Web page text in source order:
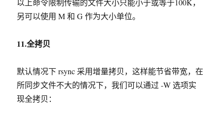
以上命令限制传输的文件大小只能小于或等于100K，
另可以使用 M 和 G 作为大小单位。
11.全拷贝
默认情况下 rsync 采用增量拷贝，这样能节省带宽，在
所同步文件不大的情况下，我们可以通过 -W 选项实
现全拷贝：